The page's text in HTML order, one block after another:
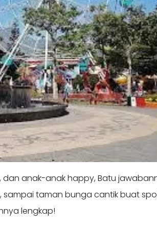
anak-anak happy, Batu
sampai taman bunga cantik buat
lengkap!